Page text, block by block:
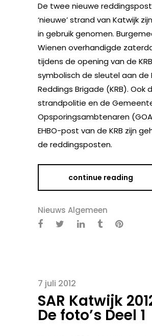
De twee nieuwe
‘nieuwe’ strand van Katwijk
in gebruik genomen.
Wienen overhandigde
tijdens de opening van de
symbolisch de sleutel aan de
Reddings Brigade (KRB). Ook
strandpolitie en de
Opsporingsambtenaren
EHBO-post van de KRB zijn
de reddingsposten.
continue reading
Nieuws Algemeen
7 juli 2012
SAR Katwijk
De foto’s Deel 1